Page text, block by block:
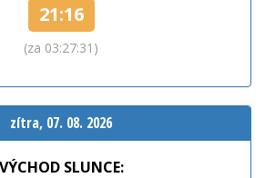
21:16
(za 03:27:29)
zítra, 07. 08. 2026
VÝCHOD SLUNCE: